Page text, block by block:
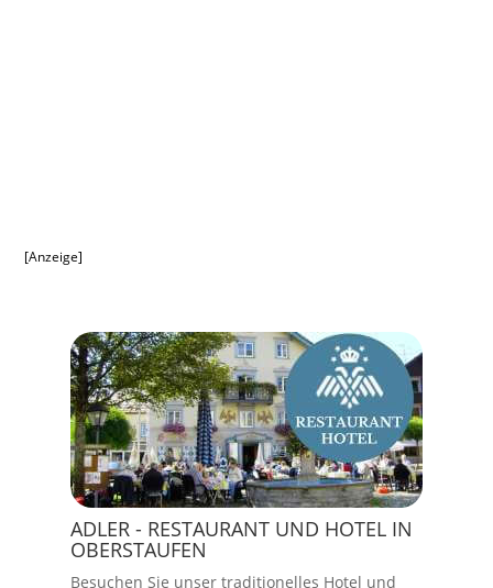
[Anzeige]
ADLER - RESTAURANT UND HOTEL IN
OBERSTAUFEN
Besuchen Sie unser traditionelles Hotel und